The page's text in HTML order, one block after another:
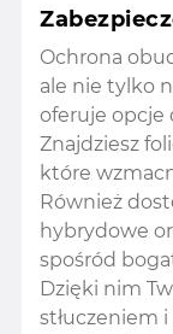
Ochrona
ale nie tylko
oferuje opcje
Znajdziesz
które
Również
hybrydowe
spośród
Dzięki nim
stłuczeniem